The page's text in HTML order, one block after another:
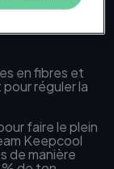
en fibres et
pour réguler la
faire le plein
Keepcool
de manière